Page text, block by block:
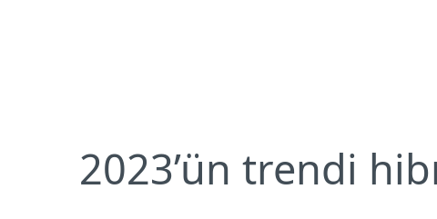
2023’ün trendi